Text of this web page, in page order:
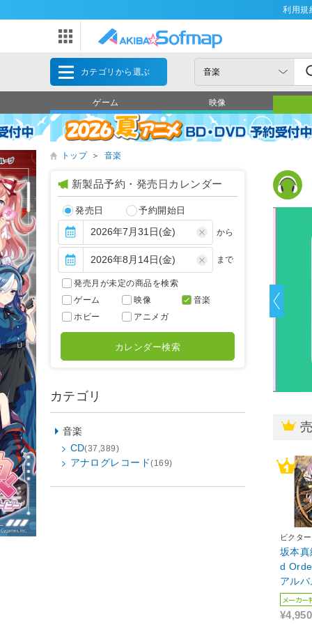
利用規
カテゴリから選ぶ
ゲーム 映像
トップ ＞ 音楽
ビクタ
坂本
d
アル
盤
メーカー
¥4,950
新製品予約・発売日カレンダー
発売日 予約開始日
から
まで
発売月が未定の商品を検索
ゲーム
映像
音楽
ホビー
アニメガ
カレンダー検索
カテゴリ
音楽
CD(37,389)
アナログレコード(169)